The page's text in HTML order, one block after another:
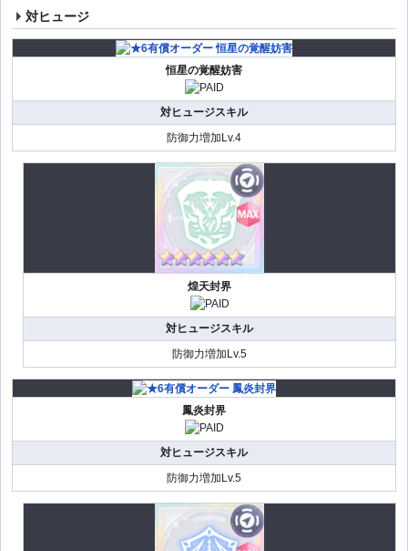
対ヒュージ
恒星の覚醒妨害
対ヒュージスキル
防御力増加Lv.4
煌天封界
対ヒュージスキル
防御力増加Lv.5
鳳炎封界
対ヒュージスキル
防御力増加Lv.5